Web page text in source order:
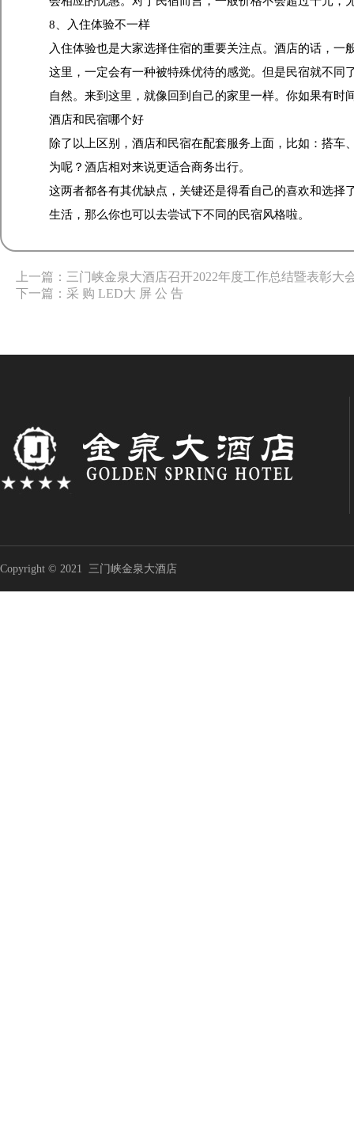
8、入住体验不一样
入住体验也是大家选择住宿的重要关注点。酒店的话，
这里，一定会有一种被特殊优待的感觉。但是民宿就不
自然。来到这里，就像回到自己的家里一样。你如果有时
酒店和民宿哪个好
除了以上区别，酒店和民宿在配套服务上面，比如：搭
为呢？酒店相对来说更适合商务出行。
这两者都各有其优缺点，关键还是得看自己的喜欢和选
生活，那么你也可以去尝试下不同的民宿风格啦。
上一篇：三门峡金泉大酒店召开2022年度工作总结暨表彰大
下一篇：采 购 LED大 屏 公 告
Copyright © 2021 三门峡金泉大酒店